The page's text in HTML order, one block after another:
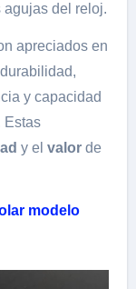
agujas del reloj.
apreciados en
y capacidad
Estas
y el valorde
modelo